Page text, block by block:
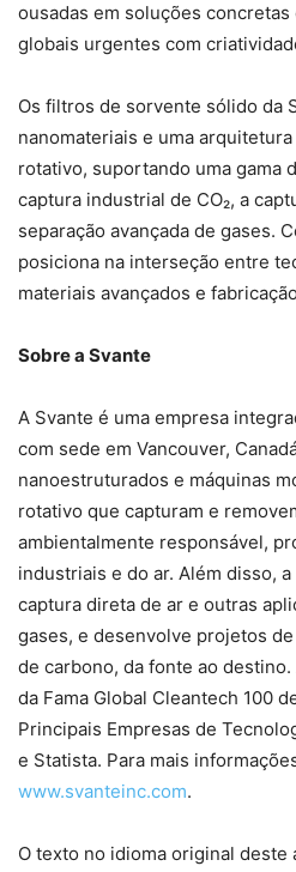
ousadas em soluções
globais urgentes com
Os filtros de sorvente sólido da
nanomateriais e uma
rotativo, suportando uma gama
captura industrial de CO₂, a
separação avançada de gases.
posiciona na interseção entre
materiais avançados e
Sobre a Svante
A Svante é uma empresa
com sede em Vancouver,
nanoestruturados e máquinas
rotativo que capturam e
ambientalmente responsável,
industriais e do ar. Além disso,
captura direta de ar e outras
gases, e desenvolve projetos
de carbono, da fonte ao
da Fama Global Cleantech 100
Principais Empresas de
e Statista. Para mais
www.svanteinc.com.
O texto no idioma original deste